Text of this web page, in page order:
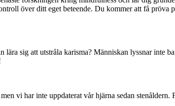
över ditt eget beteende. Du kommer att få pröva
sig att utstråla karisma? Människan lyssnar inte
vi har inte uppdaterat vår hjärna sedan stenåldern.